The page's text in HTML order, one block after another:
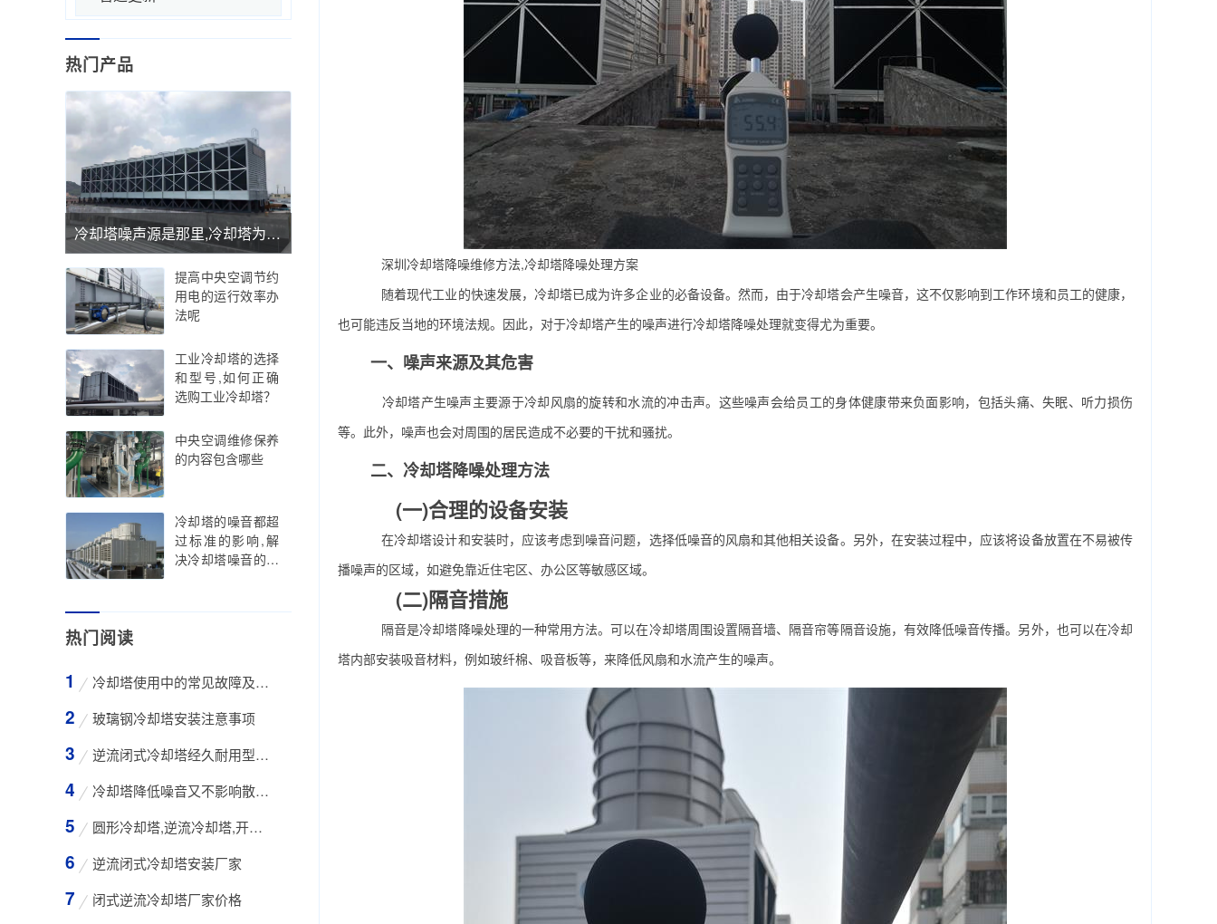
热门产品
冷却塔噪声源是那里,冷却塔为什么会有噪声
提高中央空调节约
用电的运行效率办
法呢
工业冷却塔的选择
和型号,如何正确
选购工业冷却塔？
中央空调维修保养
的内容包含哪些
冷却塔的噪音都超
过标准的影响,解
决冷却塔噪音的方
热门阅读
冷却塔使用中的常见故障及维修方法
玻璃钢冷却塔安装注意事项
逆流闭式冷却塔经久耐用型工业凉水塔
冷却塔降低噪音又不影响散热效率的方法
圆形冷却塔,逆流冷却塔,开式冷却塔,200吨冷却
逆流闭式冷却塔安装厂家
闭式逆流冷却塔厂家价格
深圳冷却塔降噪维修方法,冷却塔降噪处理方案
随着现代工业的快速发展，冷却塔已成为许多企业的必备设备。然而，由于冷却塔会产生噪音，这不仅影响到工作环境和员工的健康，
也可能违反当地的环境法规。因此，对于冷却塔产生的噪声进行冷却塔降噪处理就变得尤为重要。
一、噪声来源及其危害
冷却塔产生噪声主要源于冷却风扇的旋转和水流的冲击声。这些噪声会给员工的身体健康带来负面影响，包括头痛、失眠、听力损伤
等。此外，噪声也会对周围的居民造成不必要的干扰和骚扰。
二、冷却塔降噪处理方法
(一)合理的设备安装
在冷却塔设计和安装时，应该考虑到噪音问题，选择低噪音的风扇和其他相关设备。另外，在安装过程中，应该将设备放置在不易被传
播噪声的区域，如避免靠近住宅区、办公区等敏感区域。
(二)隔音措施
隔音是冷却塔降噪处理的一种常用方法。可以在冷却塔周围设置隔音墙、隔音帘等隔音设施，有效降低噪音传播。另外，也可以在冷却
塔内部安装吸音材料，例如玻纤棉、吸音板等，来降低风扇和水流产生的噪声。